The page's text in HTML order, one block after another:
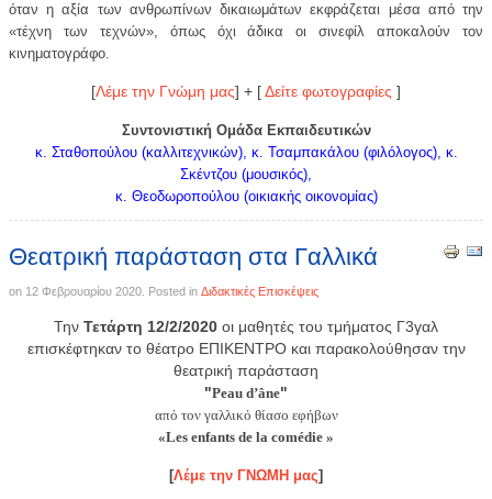
όταν η αξία των ανθρωπίνων δικαιωμάτων εκφράζεται μέσα από την
«τέχνη των τεχνών», όπως όχι άδικα οι σινεφίλ αποκαλούν τον
κινηματογράφο.
[Λέμε την Γνώμη μας] + [Δείτε φωτογραφίες ]
Συντονιστική Ομάδα Εκπαιδευτικών
κ. Σταθοπούλου (καλλιτεχνικών), κ. Τσαμπακάλου (φιλόλογος), κ.
Σκέντζου (μουσικός),
κ. Θεοδωροπούλου (οικιακής οικονομίας)
Θεατρική παράσταση στα Γαλλικά
on 12 Φεβρουαρίου 2020. Posted in Διδακτικές Επισκέψεις
Την Τετάρτη 12/2/2020 οι μαθητές του τμήματος Γ3γαλ
επισκέφτηκαν το θέατρο ΕΠΙΚΕΝΤΡΟ και παρακολούθησαν την
θεατρική παράσταση
"Peau d’âne"
από τον γαλλικό θίασο εφήβων
«Les enfants de la comédie »
[Λέμε την ΓΝΩΜΗ μας]